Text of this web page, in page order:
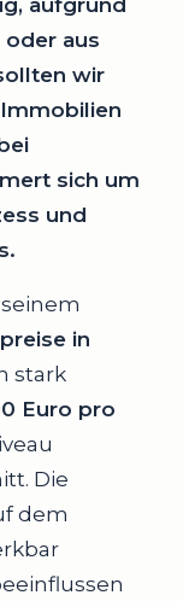
aufgrund
aus
wir
sich um
und
in
stark
Euro pro
Die
dem